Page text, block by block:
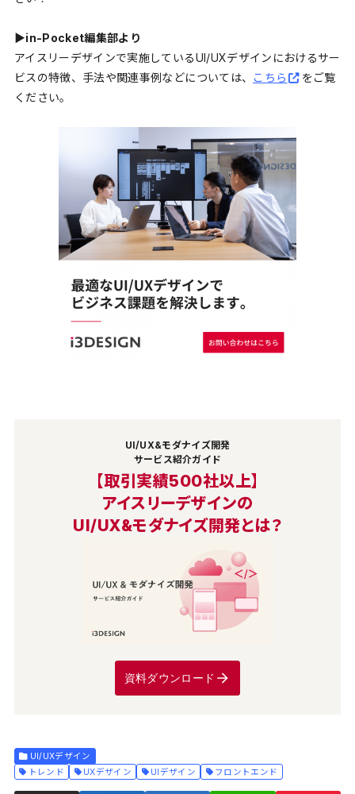
▶︎in-Pocket編集部より
アイスリーデザインで実施しているUI/UXデザインにおけるサー
ビスの特徴、手法や関連事例などについては、
こちら
をご覧
ください。
UI/UX&モダナイズ開発
サービス紹介ガイド
【取引実績500社以上】
アイスリーデザインの
UI/UX&モダナイズ開発とは？
資料ダウンロード
UI/UXデザイン
トレンド
UXデザイン UIデザイン フロントエンド